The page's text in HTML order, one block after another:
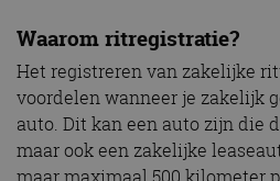
Waarom ritregistratie?
Het registreren van zakelijke
voordelen wanneer je zakelijk
auto. Dit kan een auto zijn die
maar ook een zakelijke